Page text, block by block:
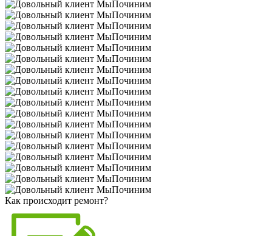
Как происходит ремонт?